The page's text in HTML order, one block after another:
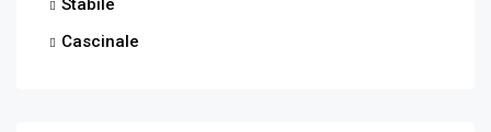
Stabile
Cascinale